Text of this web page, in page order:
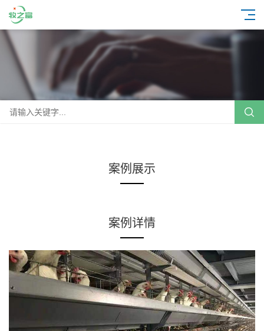
案例展示
案例详情